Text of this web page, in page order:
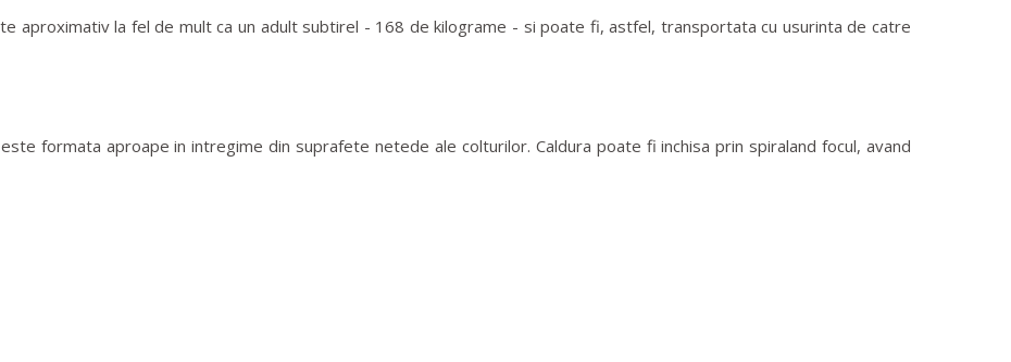
aproximativ la fel de mult ca un adult subtirel - 168 de kilograme - si poate fi, astfel, transportata cu usurinta de catre
formata aproape in intregime din suprafete netede ale colturilor. Caldura poate fi inchisa prin spiraland focul, avand